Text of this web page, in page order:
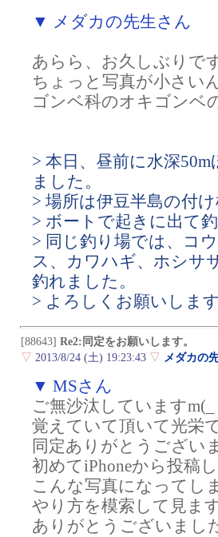
▼ メダカの先生さん
あらら、お久しぶりで
ちょっと写真が小さい
ゴンベ科のオキゴンベ
> 本日、昼前に水深
ました。
> 場所は伊豆半島の付
> ボートで起きに出て
> 同じ釣り場では、コ
ス、カワハギ、ホシサ
釣れました。
> よろしくお願いしま
[88643] Re2:同定をお願いします。
▽ 2013/8/24 (土) 19:23:43 ▽ メダカの
▼ MSさん
ご無沙汰していますm(_
覚えていて頂いて光栄
同定ありがとうござい
初めてiPhoneから投稿
こんな写真になってし
やり方を模索して見ま
ありがとうございまし